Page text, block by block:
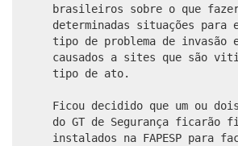
brasileiros sobre o que fazer
determinadas situações para
tipo de problema de invasão
causados a sites que são
tipo de ato.
Ficou decidido que um ou dois
do GT de Segurança ficarão
instalados na FAPESP para